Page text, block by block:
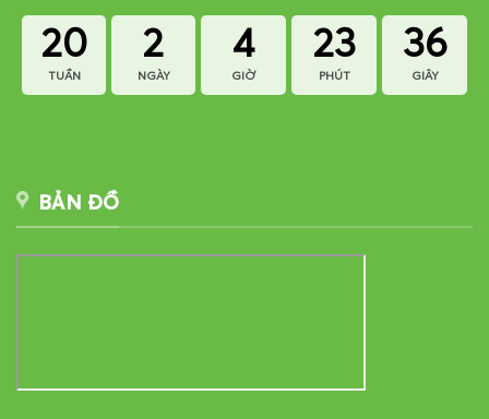
20
TUẦN
2
NGÀY
4
GIỜ
23
PHÚT
36
GIÂY
BẢN ĐỒ